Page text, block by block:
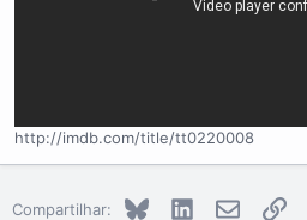
http://imdb.com/title/tt0220008
Compartilhar: BlueskyLinkedInE-mailLink